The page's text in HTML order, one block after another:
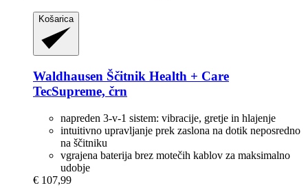
Košarica
Waldhausen Ščitnik Health + Care
TecSupreme, črn
napreden 3-v-1 sistem: vibracije, gretje in hlajenje
intuitivno upravljanje prek zaslona na dotik neposredno
na ščitniku
vgrajena baterija brez motečih kablov za maksimalno
udobje
€ 107,99